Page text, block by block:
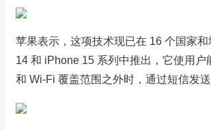
苹果表示，这项技术现已在 16 个国家
14 和 iPhone 15 系列中推出，它使用户
和 Wi-Fi 覆盖范围之外时，通过短信发送